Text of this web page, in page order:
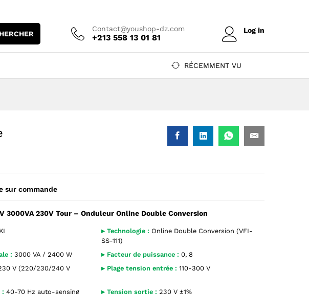
Contact@youshop-dz.com
+213 558 13 01 81
Log in
RÉCEMMENT VU
3kVA SRV3KI tour noire, vue de face, écran LCD bleu 230V, logo APC Easy-UPS en
SRV 3kVA SRV3KI, panneau arrière tour: 6 sorties IEC C13, connecteur entrée,
sur commande
3000VA 230V Tour – Onduleur Online Double Conversion
▸ Technologie : Online Double Conversion (VFI-
SS-111)
: 3000 VA / 2400 W ▸ Facteur de puissance : 0, 8
V (220/230/240 V
▸ Plage tension entrée : 110-300 V
: 40-70 Hz auto-sensing ▸ Tension sortie : 230 V ±1%